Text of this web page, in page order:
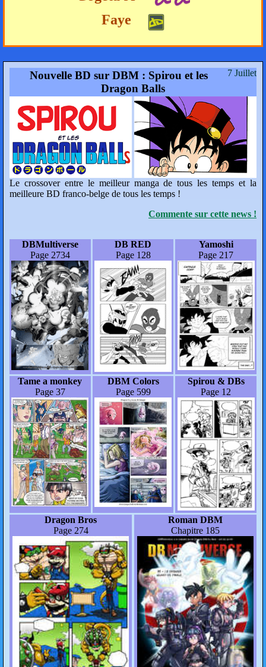
Faye
7 Juillet
Nouvelle BD sur DBM : Spirou et les
Dragon Balls
Le crossover entre le meilleur manga de tous les temps et la
meilleure BD franco-belge de tous les temps !
Commente sur cette news !
DBMultiverse
Page 2734
DB RED
Page 128
Yamoshi
Page 217
Tame a monkey
Page 37
DBM Colors
Page 599
Spirou & DBs
Page 12
Dragon Bros
Page 274
Roman DBM
Chapitre 185